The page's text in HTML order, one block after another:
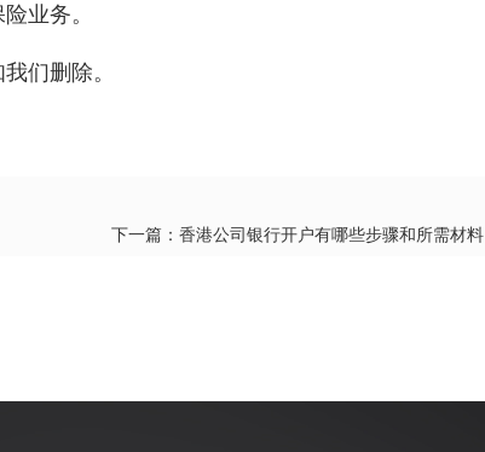
业务。
们删除。
下一篇：香港公司银行开户有哪些步骤和所需材料